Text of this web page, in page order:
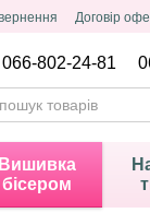
Договір
066-802-24-81
Вишивка
бісером